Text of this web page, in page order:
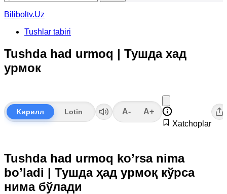
Biliboltv.Uz
Tushlar tabiri
Tushda had urmoq | Тушда хад
урмок
Кирилл Lotin A-
A+
Xatchoplar
Tushda had urmoq ko’rsa nima
bo’ladi | Тушда ҳад урмоқ кўрса
нима бўлади